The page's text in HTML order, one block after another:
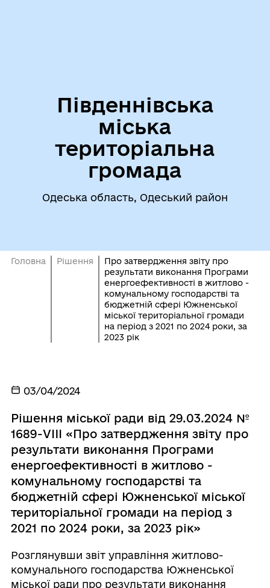
Південнівська
міська
територіальна
громада
Одеська область, Одеський район
Головна Рішення
Про затвердження звіту про
результати виконання Програми
енергоефективності в житлово -
комунальному господарстві та
бюджетній сфері Южненської
міської територіальної громади
на період з 2021 по 2024 роки, за
2023 рік
03/04/2024
Рішення міської ради від 29.03.2024 №
1689-VIIІ «Про затвердження звіту про
результати виконання Програми
енергоефективності в житлово -
комунальному господарстві та
бюджетній сфері Южненської міської
територіальної громади на період з
2021 по 2024 роки, за 2023 рік»
Розглянувши звіт управління житлово-
комунального господарства Южненської
міської ради про результати виконання